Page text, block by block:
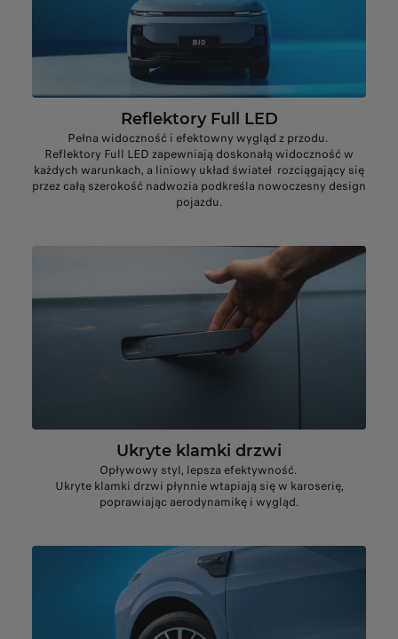
Reflektory Full LED
Pełna widoczność i efektowny wygląd z przodu.
Reflektory Full LED zapewniają doskonałą widoczność w
każdych warunkach, a liniowy układ świateł rozciągający się
przez całą szerokość nadwozia podkreśla nowoczesny design
pojazdu.
Ukryte klamki drzwi
Opływowy styl, lepsza efektywność.
Ukryte klamki drzwi płynnie wtapiają się w karoserię,
poprawiając aerodynamikę i wygląd.